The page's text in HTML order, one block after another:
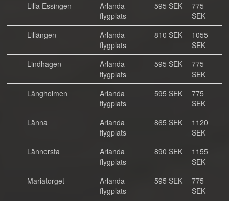
Lilla Essingen
Arlanda
flygplats
595 SEK
775
SEK
Lillängen
Arlanda
flygplats
810 SEK
1055
SEK
Lindhagen
Arlanda
flygplats
595 SEK
775
SEK
Långholmen
Arlanda
flygplats
595 SEK
775
SEK
Länna
Arlanda
flygplats
865 SEK
1120
SEK
Lännersta
Arlanda
flygplats
890 SEK
1155
SEK
Mariatorget
Arlanda
flygplats
595 SEK
775
SEK